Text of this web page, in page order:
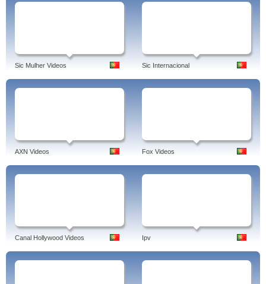
Sic Mulher Videos Sic Internacional
AXN Videos Fox Videos
Canal Hollywood Videos Ipv